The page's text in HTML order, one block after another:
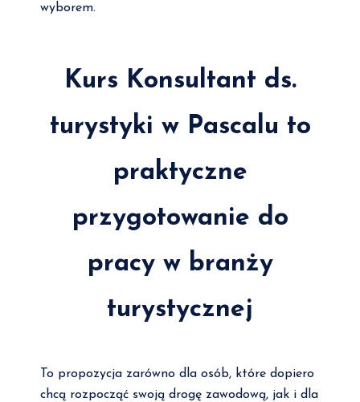
wyborem.
Kurs Konsultant ds.
turystyki w Pascalu to
praktyczne
przygotowanie do
pracy w branży
turystycznej
To propozycja zarówno dla osób, które dopiero
chcą rozpocząć swoją drogę zawodową, jak i dla